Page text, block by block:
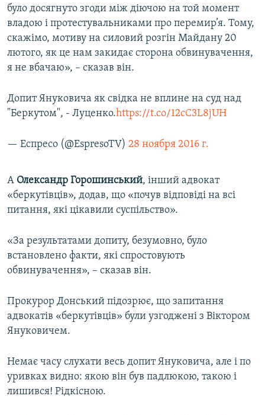
було досягнуто згоди між діючою на той момент
владою і протестувальниками про перемир’я. Тому,
скажімо, мотиву на силовий розгін Майдану 20
лютого, як це нам закидає сторона обвинувачення,
я не вбачаю», – сказав він.
Допит Януковича як свідка не вплине на суд над
"Беркутом", - Луценко.https://t.co/12cC3L8jUH
— Еспресо (@EspresoTV) 28 ноября 2016 г.
А Олександр Горошинський, інший адвокат
«беркутівців», додав, що «почув відповіді на всі
питання, які цікавили суспільство».
«За результатами допиту, безумовно, було
встановлено факти, які спростовують
обвинувачення», – сказав він.
Прокурор Донський підозрює, що запитання
адвокатів «беркутівців» були узгоджені з Віктором
Януковичем.
Немає часу слухати весь допит Януковича, але і по
уривках видно: якою він був падлюкою, такою і
лишився! Рідкісною.